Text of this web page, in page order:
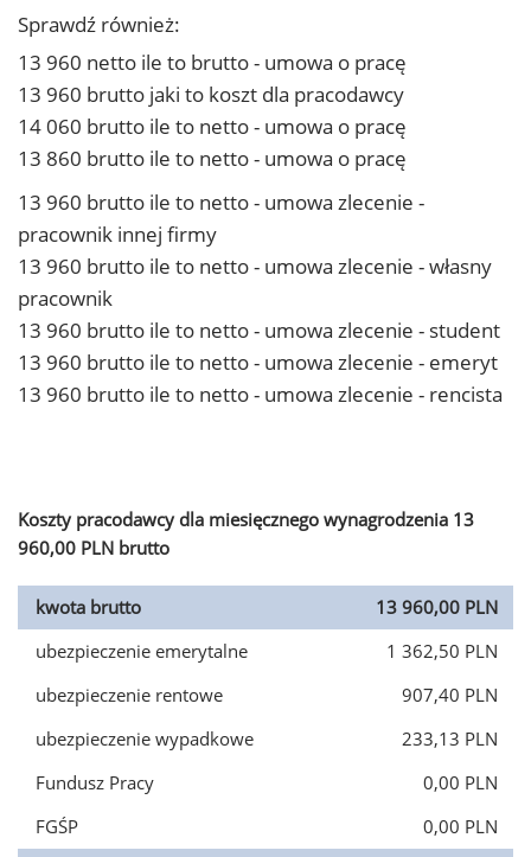
Sprawdź również:
13 960 netto ile to brutto - umowa o pracę
13 960 brutto jaki to koszt dla pracodawcy
14 060 brutto ile to netto - umowa o pracę
13 860 brutto ile to netto - umowa o pracę
13 960 brutto ile to netto - umowa zlecenie -
pracownik innej firmy
13 960 brutto ile to netto - umowa zlecenie - własny
pracownik
13 960 brutto ile to netto - umowa zlecenie - student
13 960 brutto ile to netto - umowa zlecenie - emeryt
13 960 brutto ile to netto - umowa zlecenie - rencista
Koszty pracodawcy dla miesięcznego wynagrodzenia 13
960,00 PLN brutto
kwota brutto
13 960,00 PLN
ubezpieczenie emerytalne
1 362,50 PLN
ubezpieczenie rentowe
907,40 PLN
ubezpieczenie wypadkowe
233,13 PLN
Fundusz Pracy
0,00 PLN
FGŚP
0,00 PLN